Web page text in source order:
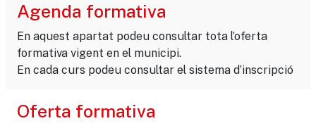
Agenda formativa
En aquest apartat podeu consultar tota l’oferta
formativa vigent en el municipi.
En cada curs podeu consultar el sistema d’inscripció
Oferta formativa